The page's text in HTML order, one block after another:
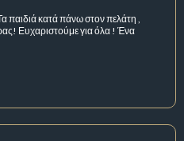
παιδιά κατά πάνω στον πελάτη ,
Ευχαριστούμε για όλα ! Ένα